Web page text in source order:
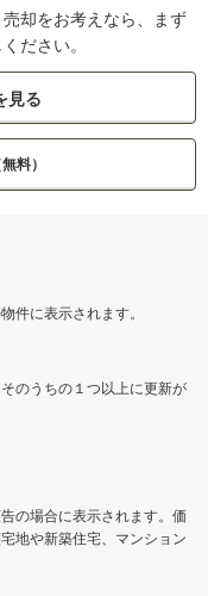
却をお考えなら、まず
ださい。
見る
無料）
件に表示されます。
のうちの１つ以上に更新が
の場合に表示されます。価
地や新築住宅、マンション